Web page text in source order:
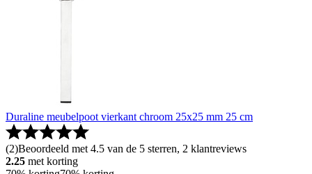
Duraline meubelpoot vierkant chroom 25x25 mm 25 cm
(2)Beoordeeld met 4.5 van de 5 sterren, 2 klantreviews
2.25 met korting